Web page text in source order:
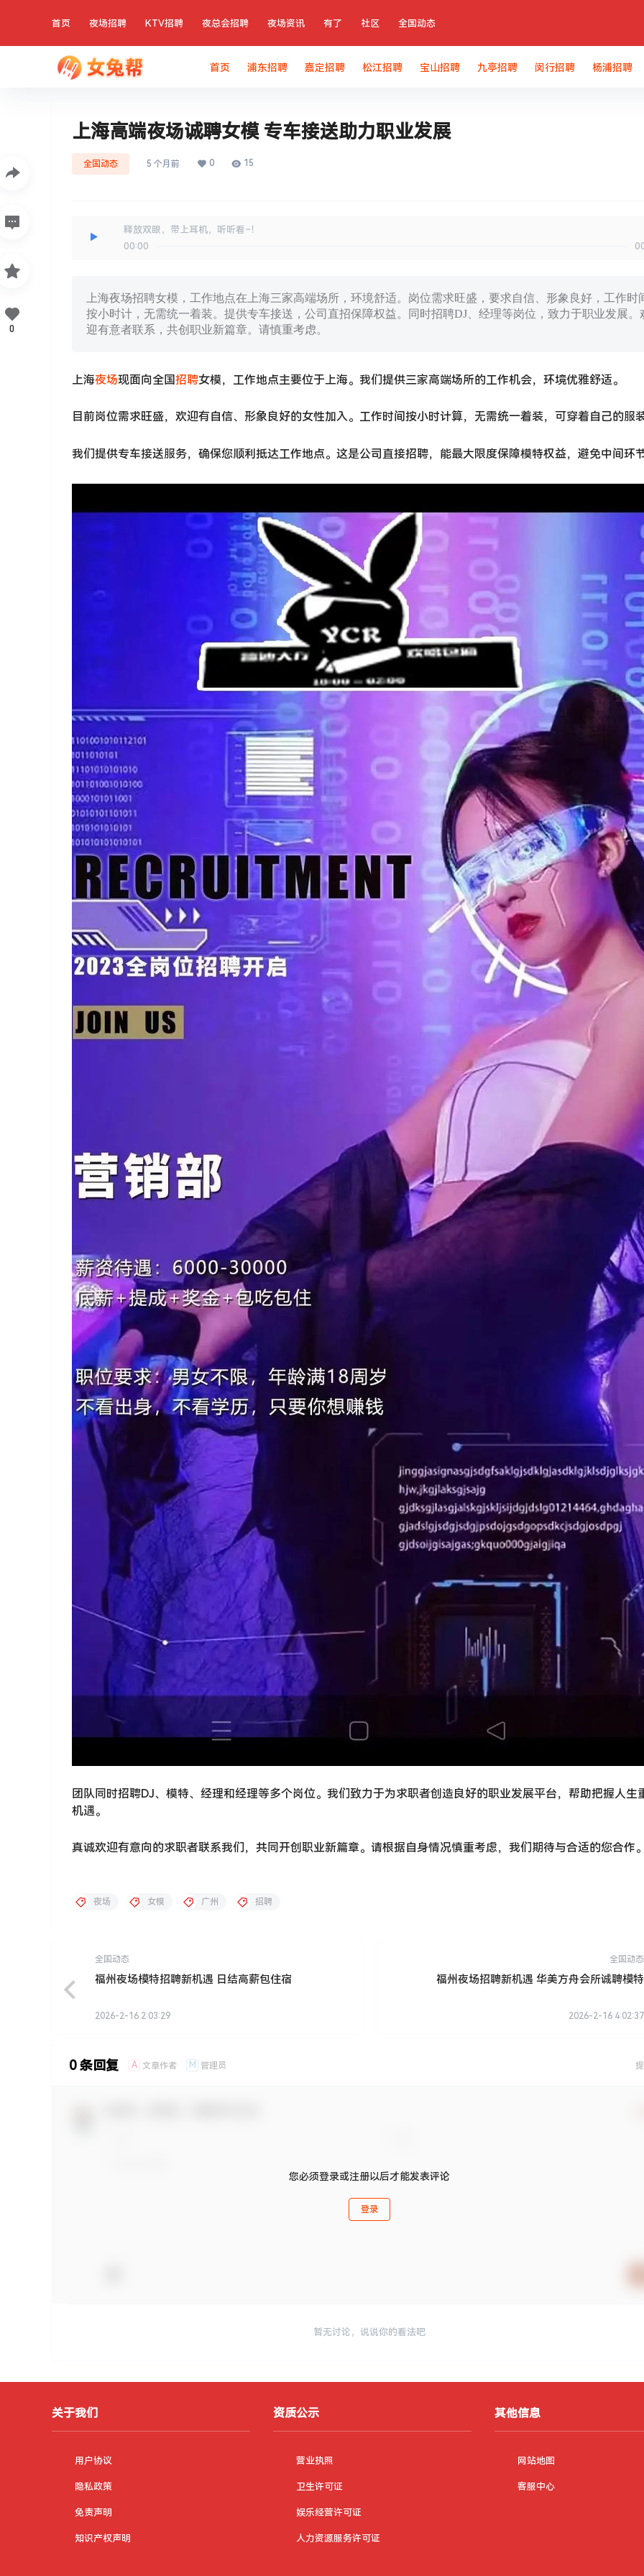
首页 夜场招聘 KTV招聘 夜总会招聘 夜场资讯 有了 社区 全国动态
首页 浦东招聘 嘉定招聘 松江招聘 宝山招聘 九亭招聘 闵行招聘 杨浦招聘
上海高端夜场诚聘女模 专车接送助力职业发展
全国动态 5 个月前 0 15
释放双眼，带上耳机，听听看~！
00:00
上海夜场招聘女模，工作地点在上海三家高端场所，环境舒适。岗位需求旺盛，要求自信、形象良好，工作时
按小时计，无需统一着装。提供专车接送，公司直招保障权益。同时招聘DJ、经理等岗位，致力于职业发展。
迎有意者联系，共创职业新篇章。请慎重考虑。
上海夜场现面向全国招聘女模，工作地点主要位于上海。我们提供三家高端场所的工作机会，环境优雅舒适。
目前岗位需求旺盛，欢迎有自信、形象良好的女性加入。工作时间按小时计算，无需统一着装，可穿着自己的服
我们提供专车接送服务，确保您顺利抵达工作地点。这是公司直接招聘，能最大限度保障模特权益，避免中间环
团队同时招聘DJ、模特、经理和经理等多个岗位。我们致力于为求职者创造良好的职业发展平台，帮助把握人生
机遇。
真诚欢迎有意向的求职者联系我们，共同开创职业新篇章。请根据自身情况慎重考虑，我们期待与合适的您合作
0
夜场 女模 广州 招聘
全国动态
福州夜场模特招聘新机遇 日结高薪包住宿
2026-2-16 2:03:29
全国动态
福州夜场招聘新机遇 华美方舟会所诚聘模特
2026-2-16 4:02:37
0 条回复 A 文章作者 M 管理员
您必须登录或注册以后才能发表评论
登录
暂无讨论，说说你的看法吧
关于我们
用户协议
隐私政策
免责声明
知识产权声明
资质公示
营业执照
卫生许可证
娱乐经营许可证
人力资源服务许可证
其他信息
网站地图
客服中心